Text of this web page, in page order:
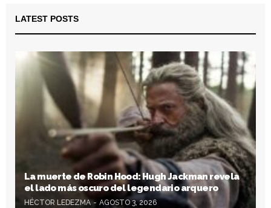
LATEST POSTS
La muerte de Robin Hood: Hugh Jackman revela
el lado más oscuro del legendario arquero
HÉCTOR LEDEZMA AGOSTO 3, 2026